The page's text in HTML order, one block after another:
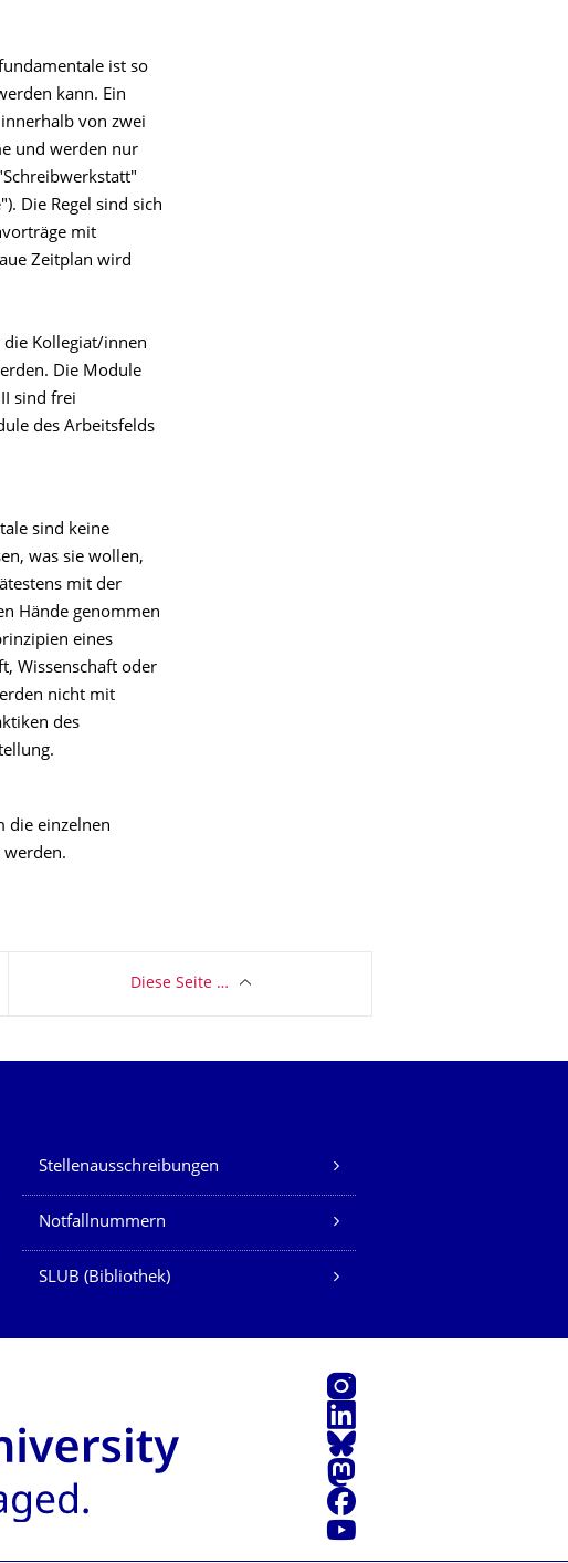
ist so
kann. Ein
von zwei
und werden nur
Die Regel sind sich
mit
Zeitplan wird
Kollegiat/innen
Die Module
sind frei
des Arbeitsfelds
sind keine
was sie wollen,
mit der
Hände genommen
eines
Wissenschaft oder
nicht mit
des
die einzelnen
werden.
Diese Seite …
Stellenausschreibungen
Notfallnummern
SLUB (Bibliothek)
Instagram
LinkedIn
Bluesky
Mastodon
Facebook
Youtube